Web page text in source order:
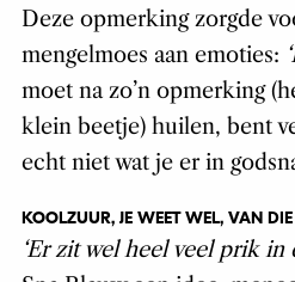
Deze opmerking zorgde
mengelmoes aan emoties:
moet na zo’n opmerking
klein beetje) huilen, bent
echt niet wat je er in
KOOLZUUR, JE WEET WEL, VAN
‘Er zit wel heel veel prik in